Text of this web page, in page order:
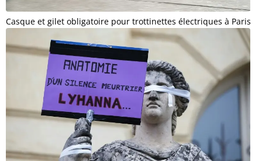
Casque et gilet obligatoire pour trottinettes électriques à Paris